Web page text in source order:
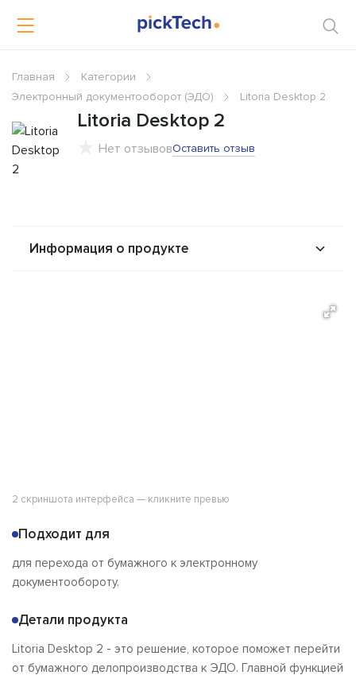
Главная
Категории
Электронный документооборот (ЭДО)
Litoria Desktop 2
Litoria Desktop 2
Нет отзывовОставить отзыв
Информация о продукте
2 скриншота интерфейса — кликните превью
Подходит для
для перехода от бумажного к электронному
документообороту.
Детали продукта
Litoria Desktop 2 - это решение, которое поможет перейти
от бумажного делопроизводства к ЭДО. Главной функцией